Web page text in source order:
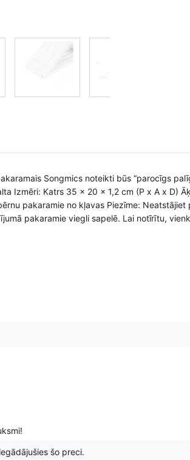
Songmics noteikti būs “parocīgs
Izmēri: Katrs 35 x 20 x 1,2 cm (P x A x D)
pakaramie no kļavas Piezīme: Neatstājiet
pakaramie viegli sapelē. Lai notīrītu,
šo preci.